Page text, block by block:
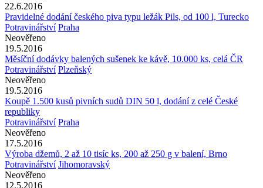
22.6.2016
Pravidelné dodání českého piva typu ležák Pils, od 100 l, Turecko
Potravinářství Praha
Neověřeno
19.5.2016
Měsíční dodávky balených sušenek ke kávě, 10.000 ks, celá ČR
Potravinářství Plzeňský
Neověřeno
19.5.2016
Koupě 1.500 kusů pivních sudů DIN 50 l, dodání z celé České
republiky
Potravinářství Praha
Neověřeno
17.5.2016
Výroba džemů, 2 až 10 tisíc ks, 200 až 250 g v balení, Brno
Potravinářství Jihomoravský
Neověřeno
12.5.2016